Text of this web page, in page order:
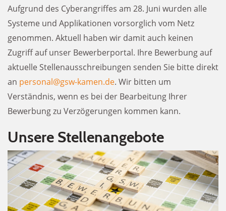
Aufgrund des Cyberangriffes am 28. Juni wurden alle
Systeme und Applikationen vorsorglich vom Netz
genommen. Aktuell haben wir damit auch keinen
Zugriff auf unser Bewerberportal. Ihre Bewerbung auf
aktuelle Stellenausschreibungen senden Sie bitte direkt
an personal@gsw-kamen.de. Wir bitten um
Verständnis, wenn es bei der Bearbeitung Ihrer
Bewerbung zu Verzögerungen kommen kann.
Unsere Stellenangebote